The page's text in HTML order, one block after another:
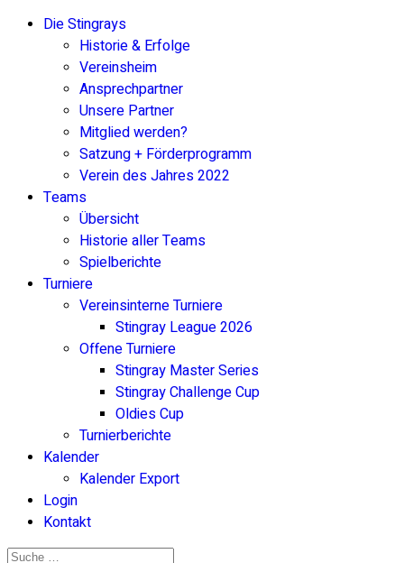
Die Stingrays
Historie & Erfolge
Vereinsheim
Ansprechpartner
Unsere Partner
Mitglied werden?
Satzung + Förderprogramm
Verein des Jahres 2022
Teams
Übersicht
Historie aller Teams
Spielberichte
Turniere
Vereinsinterne Turniere
Stingray League 2026
Offene Turniere
Stingray Master Series
Stingray Challenge Cup
Oldies Cup
Turnierberichte
Kalender
Kalender Export
Login
Kontakt